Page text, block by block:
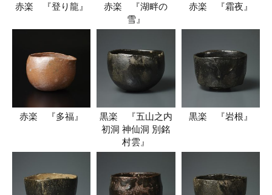
赤楽 『登り龍』
赤楽 『湖畔の
雪』
赤楽 『霜夜』
赤楽 『多福』
黒楽 『五山之内
初洞 神仙洞 別銘
村雲』
黒楽 『岩根』